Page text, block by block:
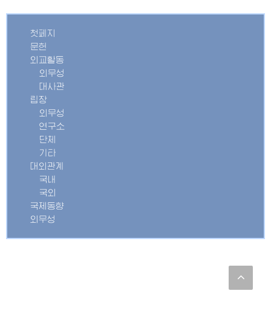
첫페지
문헌
외교활동
외무성
대사관
립장
외무성
연구소
단체
기타
대외관계
국내
국외
국제동향
외무성